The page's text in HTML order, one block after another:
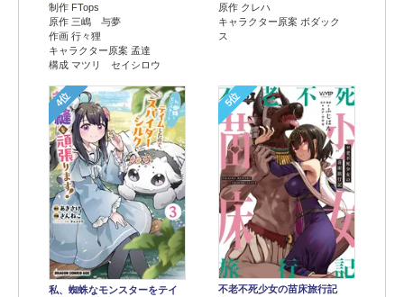
制作 FTops
原作 三嶋 与夢
作画 行々狸
キャラクター原案 孟達
構成 マツリ セイシロウ
原作 クレハ
キャラクター原案 ボダック
ス
4位
私、蜘蛛なモンスターをテイ
5位
不老不死少女の苗床旅行記